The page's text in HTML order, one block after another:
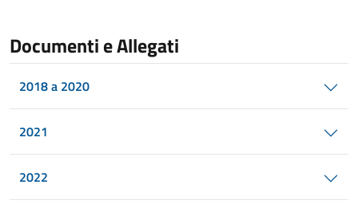
Documenti e Allegati
2018 a 2020
2021
2022